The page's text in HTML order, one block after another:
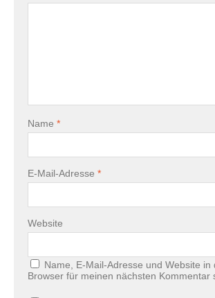
Name *
E-Mail-Adresse *
Website
Name, E-Mail-Adresse und Website in
Browser für meinen nächsten Kommentar